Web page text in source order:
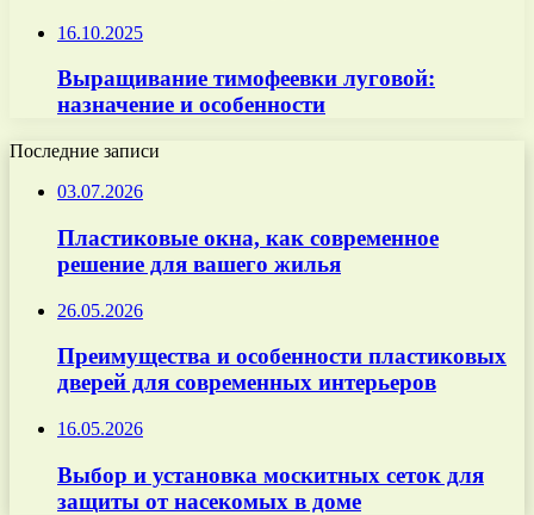
16.10.2025
Выращивание тимофеевки луговой:
назначение и особенности
Последние записи
03.07.2026
Пластиковые окна, как современное
решение для вашего жилья
26.05.2026
Преимущества и особенности пластиковых
дверей для современных интерьеров
16.05.2026
Выбор и установка москитных сеток для
защиты от насекомых в доме